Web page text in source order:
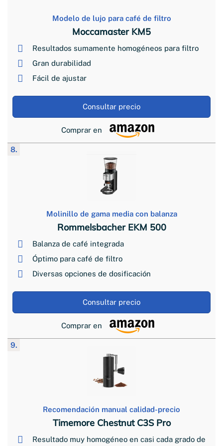
Modelo de lujo para café de filtro
Moccamaster KM5
Resultados sumamente homogéneos para filtro
Gran durabilidad
Fácil de ajustar
Consultar precio
Comprar en
8.
Molinillo de gama media con balanza
Rommelsbacher EKM 500
Balanza de café integrada
Óptimo para café de filtro
Diversas opciones de dosificación
Consultar precio
Comprar en
9.
Recomendación manual calidad-precio
Timemore Chestnut C3S Pro
Resultado muy homogéneo en casi cada grado de